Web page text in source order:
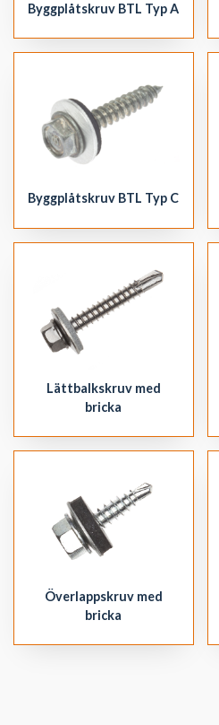
Byggplåtskruv BTL Typ A
Byggplåtskruv BTL Typ C
Lättbalkskruv med
bricka
Överlappskruv med
bricka